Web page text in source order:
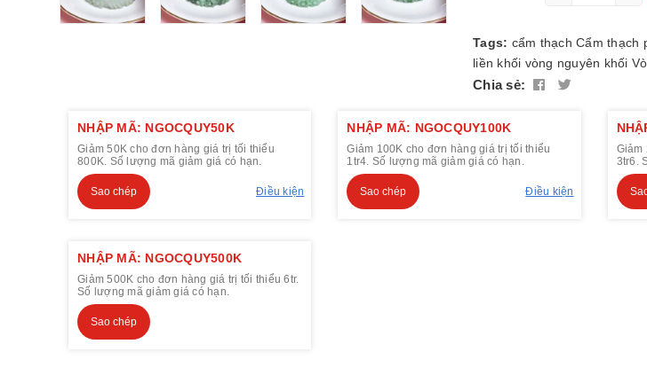
Tags: cẩm thạch Cẩm thạch
liền khối vòng nguyên khối
Chia sẻ:
NHẬP MÃ: NGOCQUY50K
Giảm 50K cho đơn hàng giá trị tối thiểu
800K. Số lượng mã giảm giá có hạn.
Sao chép Điều kiện
NHẬP MÃ: NGOCQUY100K
Giảm 100K cho đơn hàng giá trị tối thiểu
1tr4. Số lượng mã giảm giá có hạn.
Sao chép Điều kiện
Giảm
3tr6.
NHẬP MÃ: NGOCQUY500K
Giảm 500K cho đơn hàng giá trị tối thiểu 6tr.
Số lượng mã giảm giá có hạn.
Sao chép